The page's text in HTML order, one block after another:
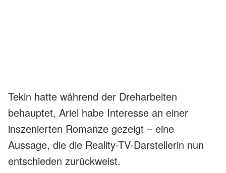
Tekin hatte während der Dreharbeiten
behauptet, Ariel habe Interesse an einer
inszenierten Romanze gezeigt – eine
Aussage, die die Reality-TV-Darstellerin nun
entschieden zurückweist.